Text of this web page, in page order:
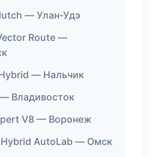
— Улан-Удэ
Route —
— Нальчик
Владивосток
V8 — Воронеж
AutoLab — Омск